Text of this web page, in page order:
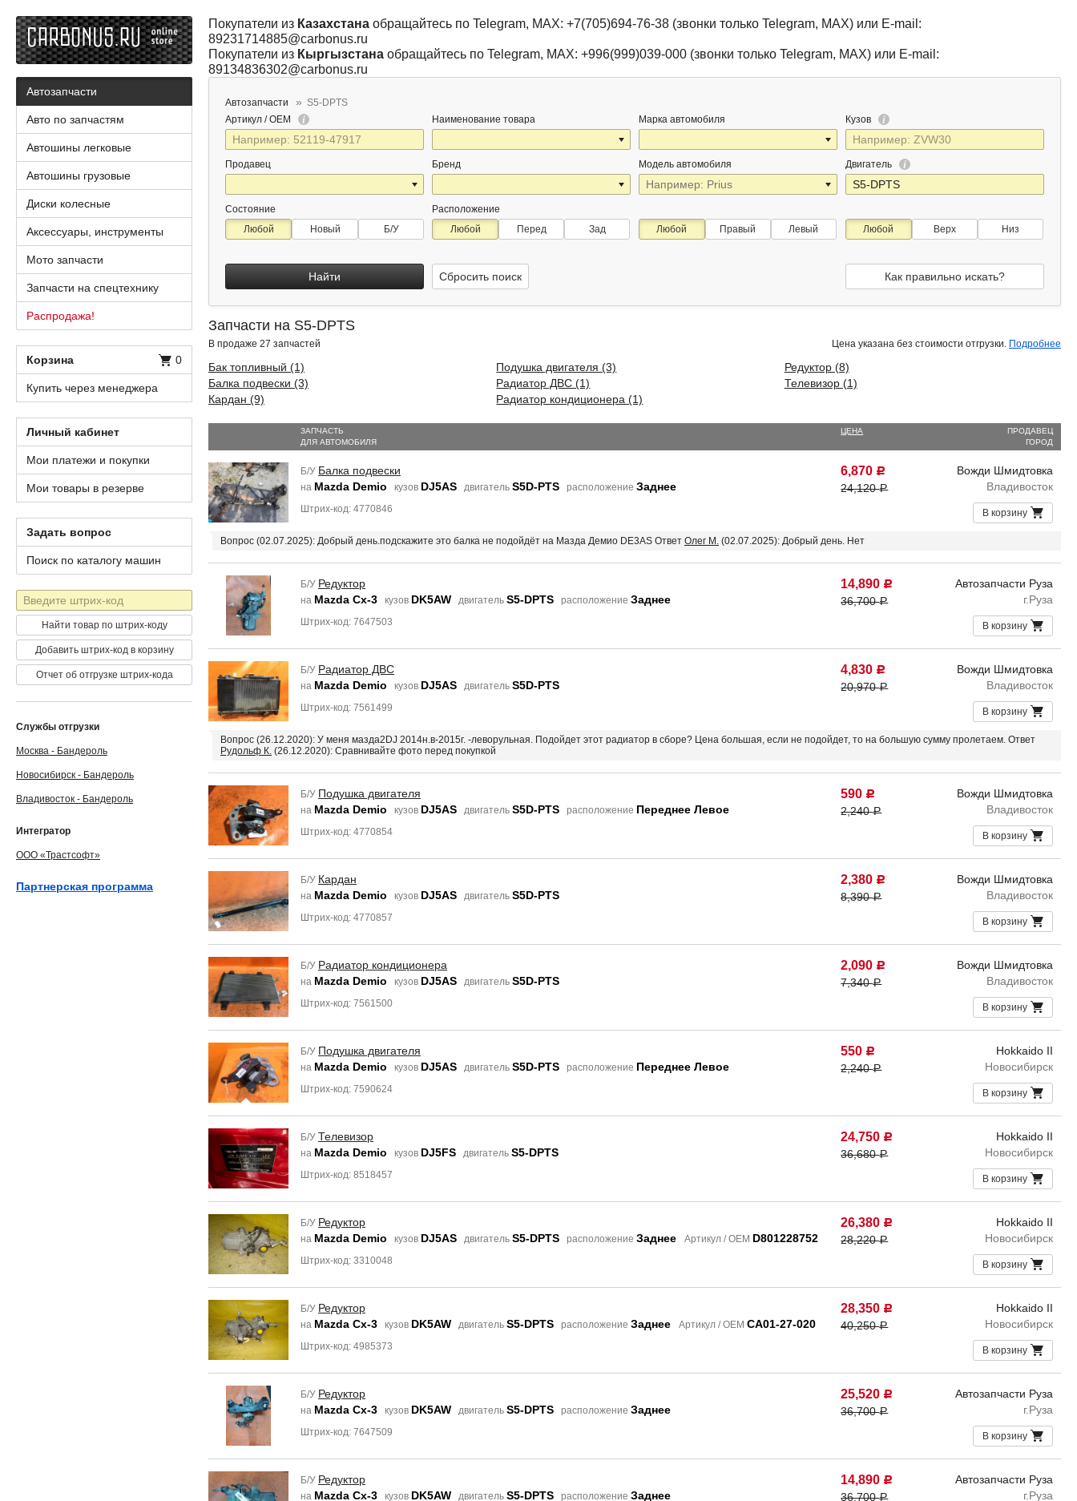
Покупатели из Казахстана обращайтесь по Telegram, MAX: +7(705)694-76-38 (звонки только Telegram, MAX) или E-mail:
89231714885@carbonus.ru
Покупатели из Кыргызстана обращайтесь по Telegram, MAX: +996(999)039-000 (звонки только Telegram, MAX) или E-mail:
89134836302@carbonus.ru
Автозапчасти
S5-DPTS
Артикул / OEM
Продавец
Наименование товара
Бренд
Марка автомобиля
Модель автомобиля
Кузов
Двигатель
Состояние
Любой
Новый Б/У
Расположение
Любой
Перед Зад Любой Правый Левый Любой Верх Низ
Найти Сбросить поиск Как правильно искать?
Запчасти на S5-DPTS
В продаже 27 запчастей Цена указана без стоимости отгрузки. Подробнее
Бак топливный (1)
Балка подвески (3)
Кардан (9)
Подушка двигателя (3)
Радиатор ДВС (1)
Радиатор кондиционера (1)
Редуктор (8)
Телевизор (1)
ЗАПЧАСТЬ
ДЛЯ АВТОМОБИЛЯ
ЦЕНА
ПРОДАВЕЦ
ГОРОД
Б/У Балка подвески
на Mazda Demio кузов DJ5AS двигатель S5D-PTS расположение Заднее
Штрих-код: 4770846
6,870 Р
24,120Р
Вожди Шмидтовка
Владивосток
В корзину
Вопрос (02.07.2025): Добрый день.подскажите это балка не подойдёт на Мазда Демио DE3AS Ответ Олег М. (02.07.2025): Добрый день. Нет
Б/У Редуктор
на Mazda Cx-3 кузов DK5AW двигатель S5-DPTS расположение Заднее
Штрих-код: 7647503
14,890 Р
36,700Р
Автозапчасти Руза
г.Руза
В корзину
Б/У Радиатор ДВС
на Mazda Demio кузов DJ5AS двигатель S5D-PTS
Штрих-код: 7561499
4,830 Р
20,970Р
Вожди Шмидтовка
Владивосток
В корзину
Вопрос (26.12.2020): У меня мазда2DJ 2014н.в-2015г. -леворульная. Подойдет этот радиатор в сборе? Цена большая, если не подойдет, то на большую сумму пролетаем. Ответ
Рудольф К. (26.12.2020): Сравнивайте фото перед покупкой
Б/У Подушка двигателя
на Mazda Demio кузов DJ5AS двигатель S5D-PTS расположение Переднее Левое
Штрих-код: 4770854
590 Р
2,240Р
Вожди Шмидтовка
Владивосток
В корзину
Б/У Кардан
на Mazda Demio кузов DJ5AS двигатель S5D-PTS
Штрих-код: 4770857
2,380 Р
8,390Р
Вожди Шмидтовка
Владивосток
В корзину
Б/У Радиатор кондиционера
на Mazda Demio кузов DJ5AS двигатель S5D-PTS
Штрих-код: 7561500
2,090 Р
7,340Р
Вожди Шмидтовка
Владивосток
В корзину
Б/У Подушка двигателя
на Mazda Demio кузов DJ5AS двигатель S5D-PTS расположение Переднее Левое
Штрих-код: 7590624
550 Р
2,240Р
Hokkaido II
Новосибирск
В корзину
Б/У Телевизор
на Mazda Demio кузов DJ5FS двигатель S5-DPTS
Штрих-код: 8518457
24,750 Р
36,680Р
Hokkaido II
Новосибирск
В корзину
Б/У Редуктор
на Mazda Demio кузов DJ5AS двигатель S5-DPTS расположение Заднее Артикул / OEM D801228752
Штрих-код: 3310048
26,380 Р
28,220Р
Hokkaido II
Новосибирск
В корзину
Б/У Редуктор
на Mazda Cx-3 кузов DK5AW двигатель S5-DPTS расположение Заднее Артикул / OEM CA01-27-020
Штрих-код: 4985373
28,350 Р
40,250Р
Hokkaido II
Новосибирск
В корзину
Б/У Редуктор
на Mazda Cx-3 кузов DK5AW двигатель S5-DPTS расположение Заднее
Штрих-код: 7647509
25,520 Р
36,700Р
Автозапчасти Руза
г.Руза
В корзину
Б/У Редуктор
на Mazda Cx-3 кузов DK5AW двигатель S5-DPTS расположение Заднее
14,890 Р
36,700Р
Автозапчасти Руза
г.Руза
Автозапчасти
Авто по запчастям
Автошины легковые
Автошины грузовые
Диски колесные
Аксессуары, инструменты
Мото запчасти
Запчасти на спецтехнику
Распродажа!
Корзина 0
Купить через менеджера
Личный кабинет
Мои платежи и покупки
Мои товары в резерве
Задать вопрос
Поиск по каталогу машин
Штрих-
код
Найти товар по штрих-коду
Добавить штрих-код в корзину
Отчет об отгрузке штрих-кода
Службы отгрузки
Москва - Бандероль
Новосибирск - Бандероль
Владивосток - Бандероль
Интегратор
ООО «Трастсофт»
Партнерская программа